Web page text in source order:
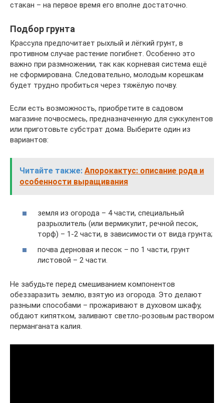
стакан – на первое время его вполне достаточно.
Подбор грунта
Крассула предпочитает рыхлый и лёгкий грунт, в
противном случае растение погибнет. Особенно это
важно при размножении, так как корневая система ещё
не сформирована. Следовательно, молодым корешкам
будет трудно пробиться через тяжёлую почву.
Если есть возможность, приобретите в садовом
магазине почвосмесь, предназначенную для суккулентов
или приготовьте субстрат дома. Выберите один из
вариантов:
Читайте также: Апорокактус: описание рода и
особенности выращивания
земля из огорода – 4 части, специальный
разрыхлитель (или вермикулит, речной песок,
торф) – 1-2 части, в зависимости от вида грунта;
почва дерновая и песок – по 1 части, грунт
листовой – 2 части.
Не забудьте перед смешиванием компонентов
обеззаразить землю, взятую из огорода. Это делают
разными способами – прожаривают в духовом шкафу,
обдают кипятком, заливают светло-розовым раствором
перманганата калия.